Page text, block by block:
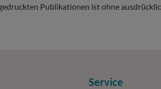
Publikationen ist ohne
Service